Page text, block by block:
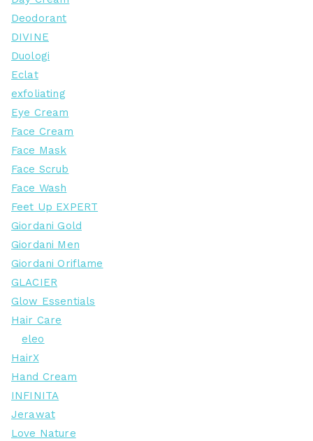
Deodorant
DIVINE
Duologi
Eclat
exfoliating
Eye Cream
Face Cream
Face Mask
Face Scrub
Face Wash
Feet Up EXPERT
Giordani Gold
Giordani Men
Giordani Oriflame
GLACIER
Glow Essentials
Hair Care
eleo
HairX
Hand Cream
INFINITA
Jerawat
Love Nature